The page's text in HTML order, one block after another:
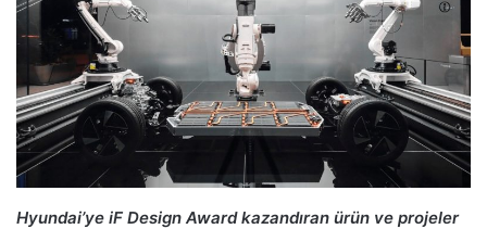
Hyundai’ye iF Design Award kazandıran ürün ve projeler